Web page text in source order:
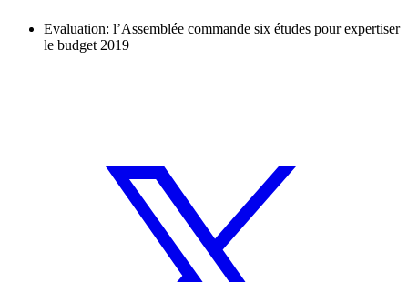
Evaluation: l’Assemblée commande six études pour expertiser
le budget 2019